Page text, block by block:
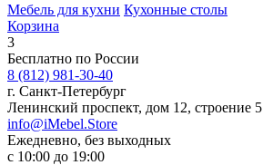
Мебель для кухни Кухонные столы
Корзина
3
Бесплатно по России
8 (812) 981-30-40
г. Санкт-Петербург
Ленинский проспект, дом 12, строение 5
info@iMebel.Store
Ежедневно, без выходных
с 10:00 до 19:00